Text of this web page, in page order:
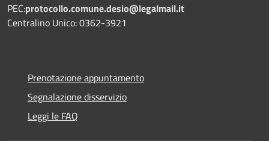
PEC:protocollo.comune.desio@legalmail.it
Centralino Unico: 0362-3921
Prenotazione appuntamento
Segnalazione disservizio
Leggi le FAQ